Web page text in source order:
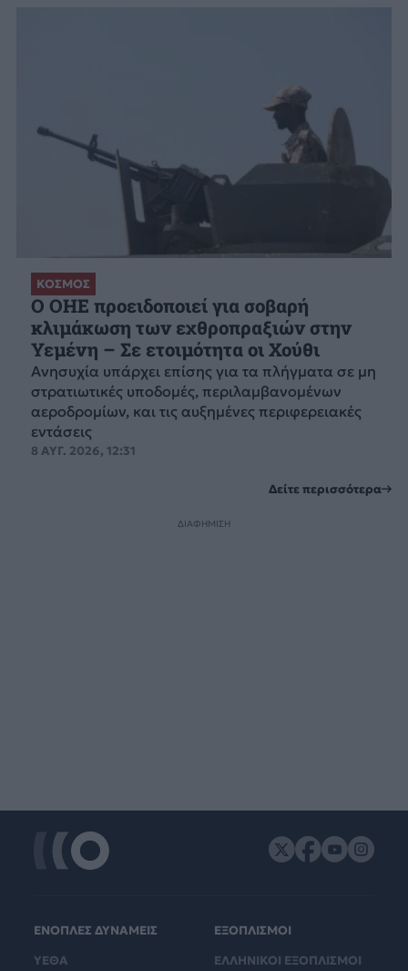
ΚΟΣΜΟΣ
Ο ΟΗΕ προειδοποιεί για σοβαρή
κλιμάκωση των εχθροπραξιών στην
Υεμένη – Σε ετοιμότητα οι Χούθι
Ανησυχία υπάρχει επίσης για τα πλήγματα σε μη
στρατιωτικές υποδομές, περιλαμβανομένων
αεροδρομίων, και τις αυξημένες περιφερειακές
εντάσεις
8 ΑΥΓ. 2026, 12:31
Δείτε περισσότερα
ΔΙΑΦΗΜΙΣΗ
ΕΝΟΠΛΕΣ ΔΥΝΑΜΕΙΣ
ΥΕΘΑ
ΕΞΟΠΛΙΣΜΟΙ
ΕΛΛΗΝΙΚΟΙ ΕΞΟΠΛΙΣΜΟΙ